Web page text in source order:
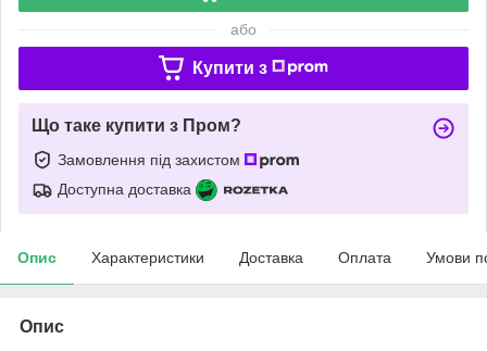
або
Купити з
Що таке купити з Пром?
Замовлення під захистом
Доступна доставка
Опис Характеристики Доставка Оплата Умови
Опис